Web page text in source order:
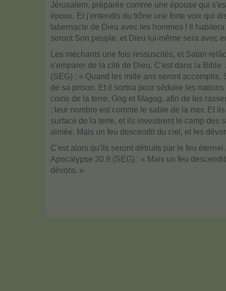
Jérusalem, préparée comme une épouse qui
époux. Et j'entendis du trône une forte voix qui
tabernacle de Dieu avec les hommes ! Il
seront Son peuple, et Dieu lui-même sera avec
Les méchants une fois ressuscités, et Satan
s'emparer de la cité de Dieu. C'est dans la Bible
(SEG) : « Quand les mille ans seront accomplis,
de sa prison. Et il sortira pour séduire les
coins de la terre, Gog et Magog, afin de les
; leur nombre est comme le sable de la mer. Et
surface de la terre, et ils investirent le camp des
aimée. Mais un feu descendit du ciel, et les
C'est alors qu'ils seront détruits par le feu
Apocalypse 20.9 (SEG) : « Mais un feu
dévora. »